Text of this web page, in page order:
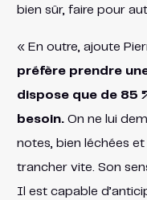
bien sûr, faire pour
« En outre, ajoute
préfère prendre
dispose que de 85
besoin.On ne lui
notes, bien léchées
trancher vite. Son
Il est capable